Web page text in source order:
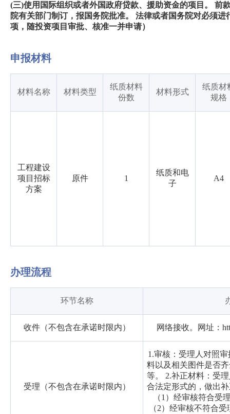
(三)使用国际组织或者外国政府贷款、援助资金的项目。 前
院有关部门制订，报国务院批准。 法律或者国务院对必须
项，随投资项目审批、核准一并申请）
申报材料
材料名称 材料类型
纸质材料
份数
材料形式
纸质材
规格
工程建设
项目招标
方案
原件 1
纸质和电
子
A4
办理流程
环节名称
收件（不包含在承诺时限内） 网络接收。网址：
受理（不包含在承诺时限内）
1.审核：受理人对照
料以及相关图件是否
等。 2.补正材料：受
合法定形式的，做出
（1）经审核符合受
（2）经审核不符合